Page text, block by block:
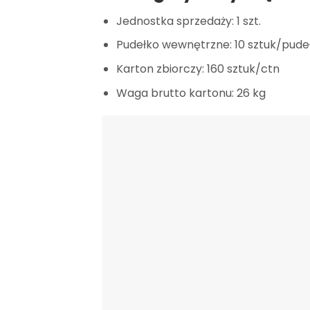
Jednostka sprzedaży: 1 szt.
Pudełko wewnętrzne: 10 sztuk/
Karton zbiorczy: 160 sztuk/ctn
Waga brutto kartonu: 26 kg